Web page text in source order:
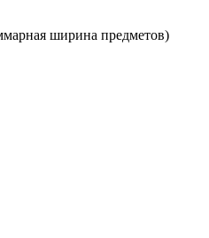
ширина предметов)